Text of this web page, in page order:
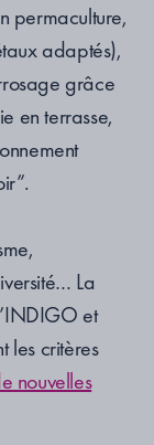
permaculture,
adaptés),
grâce
en terrasse,
La
et
les critères
nouvelles